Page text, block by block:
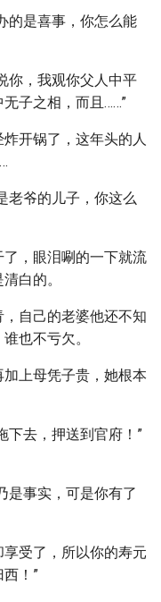
的是喜事，你怎么能
你，我观你父人中平
子之相，而且……”
开锅了，这年头的人
老爷的儿子，你这么
，眼泪唰的一下就流
白的。
自己的老婆他还不知
也不亏欠。
上母凭子贵，她根本
下去，押送到官府！”
是事实，可是你有了
受了，所以你的寿元
！”